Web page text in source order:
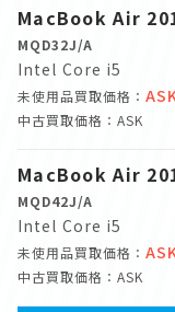
MacBook Air
MQD32J/A
Intel Core i5
未使用品買取価格：
中古買取価格：ASK
MacBook Air
MQD42J/A
Intel Core i5
未使用品買取価格：
中古買取価格：ASK